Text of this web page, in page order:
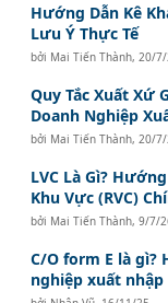
Hướng Dẫn Kê
Lưu Ý Thực Tế
bởi Mai Tiến Thành, 20/
Quy Tắc Xuất Xứ
Doanh Nghiệp
bởi Mai Tiến Thành, 20/
LVC Là Gì?
Khu Vực (RVC)
bởi Mai Tiến Thành,9/7/
C/O form E là
nghiệp xuất